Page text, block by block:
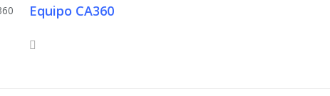
Equipo CA360